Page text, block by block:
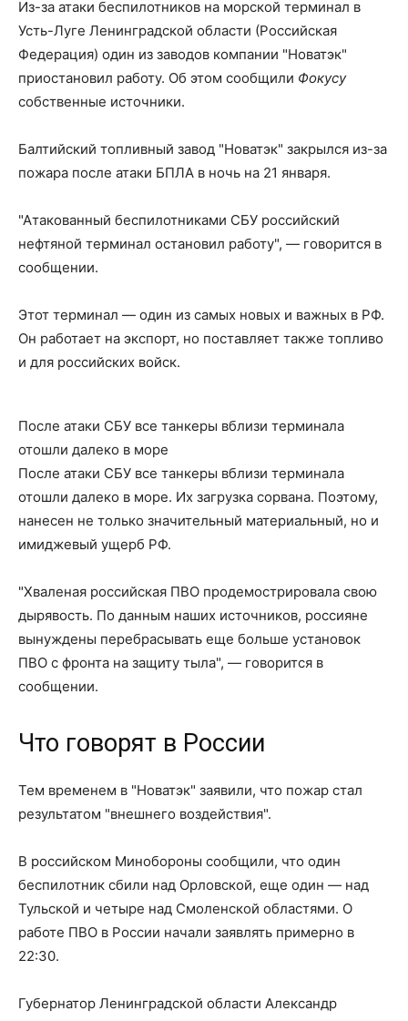
Из-за атаки беспилотников на морской терминал в
Усть-Луге Ленинградской области (Российская
Федерация) один из заводов компании "Новатэк"
приостановил работу. Об этом сообщили Фокусу
собственные источники.
Балтийский топливный завод "Новатэк" закрылся из-за
пожара после атаки БПЛА в ночь на 21 января.
"Атакованный беспилотниками СБУ российский
нефтяной терминал остановил работу", — говорится в
сообщении.
Этот терминал — один из самых новых и важных в РФ.
Он работает на экспорт, но поставляет также топливо
и для российских войск.
После атаки СБУ все танкеры вблизи терминала
отошли далеко в море
После атаки СБУ все танкеры вблизи терминала
отошли далеко в море. Их загрузка сорвана. Поэтому,
нанесен не только значительный материальный, но и
имиджевый ущерб РФ.
"Хваленая российская ПВО продемострировала свою
дырявость. По данным наших источников, россияне
вынуждены перебрасывать еще больше установок
ПВО с фронта на защиту тыла", — говорится в
сообщении.
Что говорят в России
Тем временем в "Новатэк" заявили, что пожар стал
результатом "внешнего воздействия".
В российском Минобороны сообщили, что один
беспилотник сбили над Орловской, еще один — над
Тульской и четыре над Смоленской областями. О
работе ПВО в России начали заявлять примерно в
22:30.
Губернатор Ленинградской области Александр